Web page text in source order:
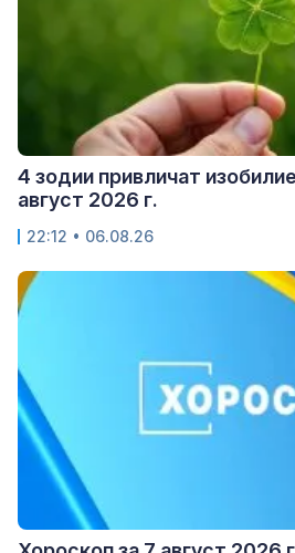
4 зодии привличат
август 2026 г.
22:12 • 06.08.26